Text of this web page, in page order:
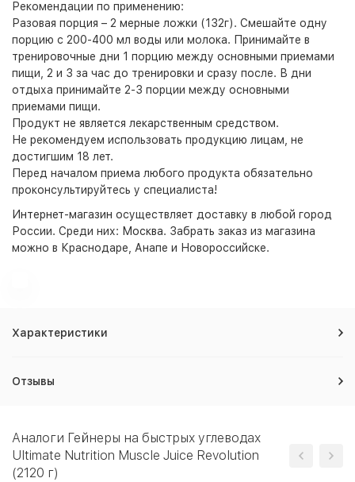
Рекомендации по применению:
Разовая порция – 2 мерные ложки (132г). Смешайте одну
порцию с 200-400 мл воды или молока. Принимайте в
тренировочные дни 1 порцию между основными приемами
пищи, 2 и 3 за час до тренировки и сразу после. В дни
отдыха принимайте 2-3 порции между основными
приемами пищи.
Продукт не является лекарственным средством.
Не рекомендуем использовать продукцию лицам, не
достигшим 18 лет.
Перед началом приема любого продукта обязательно
проконсультируйтесь у специалиста!
Интернет-магазин осуществляет доставку в любой город
России. Среди них: Москва. Забрать заказ из магазина
можно в Краснодаре, Анапе и Новороссийске.
Характеристики
Отзывы
Аналоги Гейнеры на быстрых углеводах
Ultimate Nutrition Muscle Juice Revolution
(2120 г)